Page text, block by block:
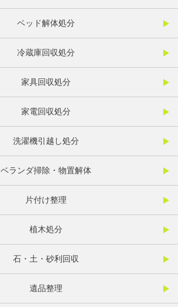
ベッド解体処分
冷蔵庫回収処分
家具回収処分
家電回収処分
洗濯機引越し処分
ベランダ掃除・物置解体
片付け整理
植木処分
石・土・砂利回収
遺品整理